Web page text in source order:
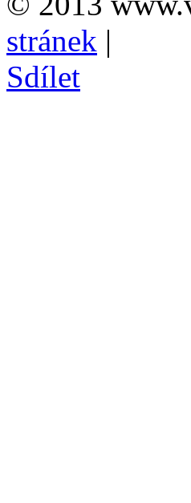
stránek |
Sdílet